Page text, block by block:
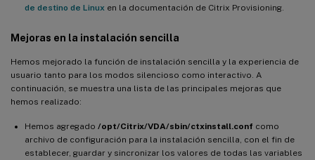
de destino de Linux en la documentación de Citrix Provisioning.
Mejoras en la instalación sencilla
Hemos mejorado la función de instalación sencilla y la experiencia de
usuario tanto para los modos silencioso como interactivo. A
continuación, se muestra una lista de las principales mejoras que
hemos realizado:
Hemos agregado /opt/Citrix/VDA/sbin/ctxinstall.conf como
archivo de configuración para la instalación sencilla, con el fin de
establecer, guardar y sincronizar los valores de todas las variables